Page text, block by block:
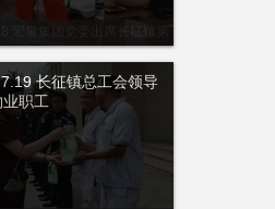
宏泉集团党委出席长征镇第
长征镇总工会领导
职工